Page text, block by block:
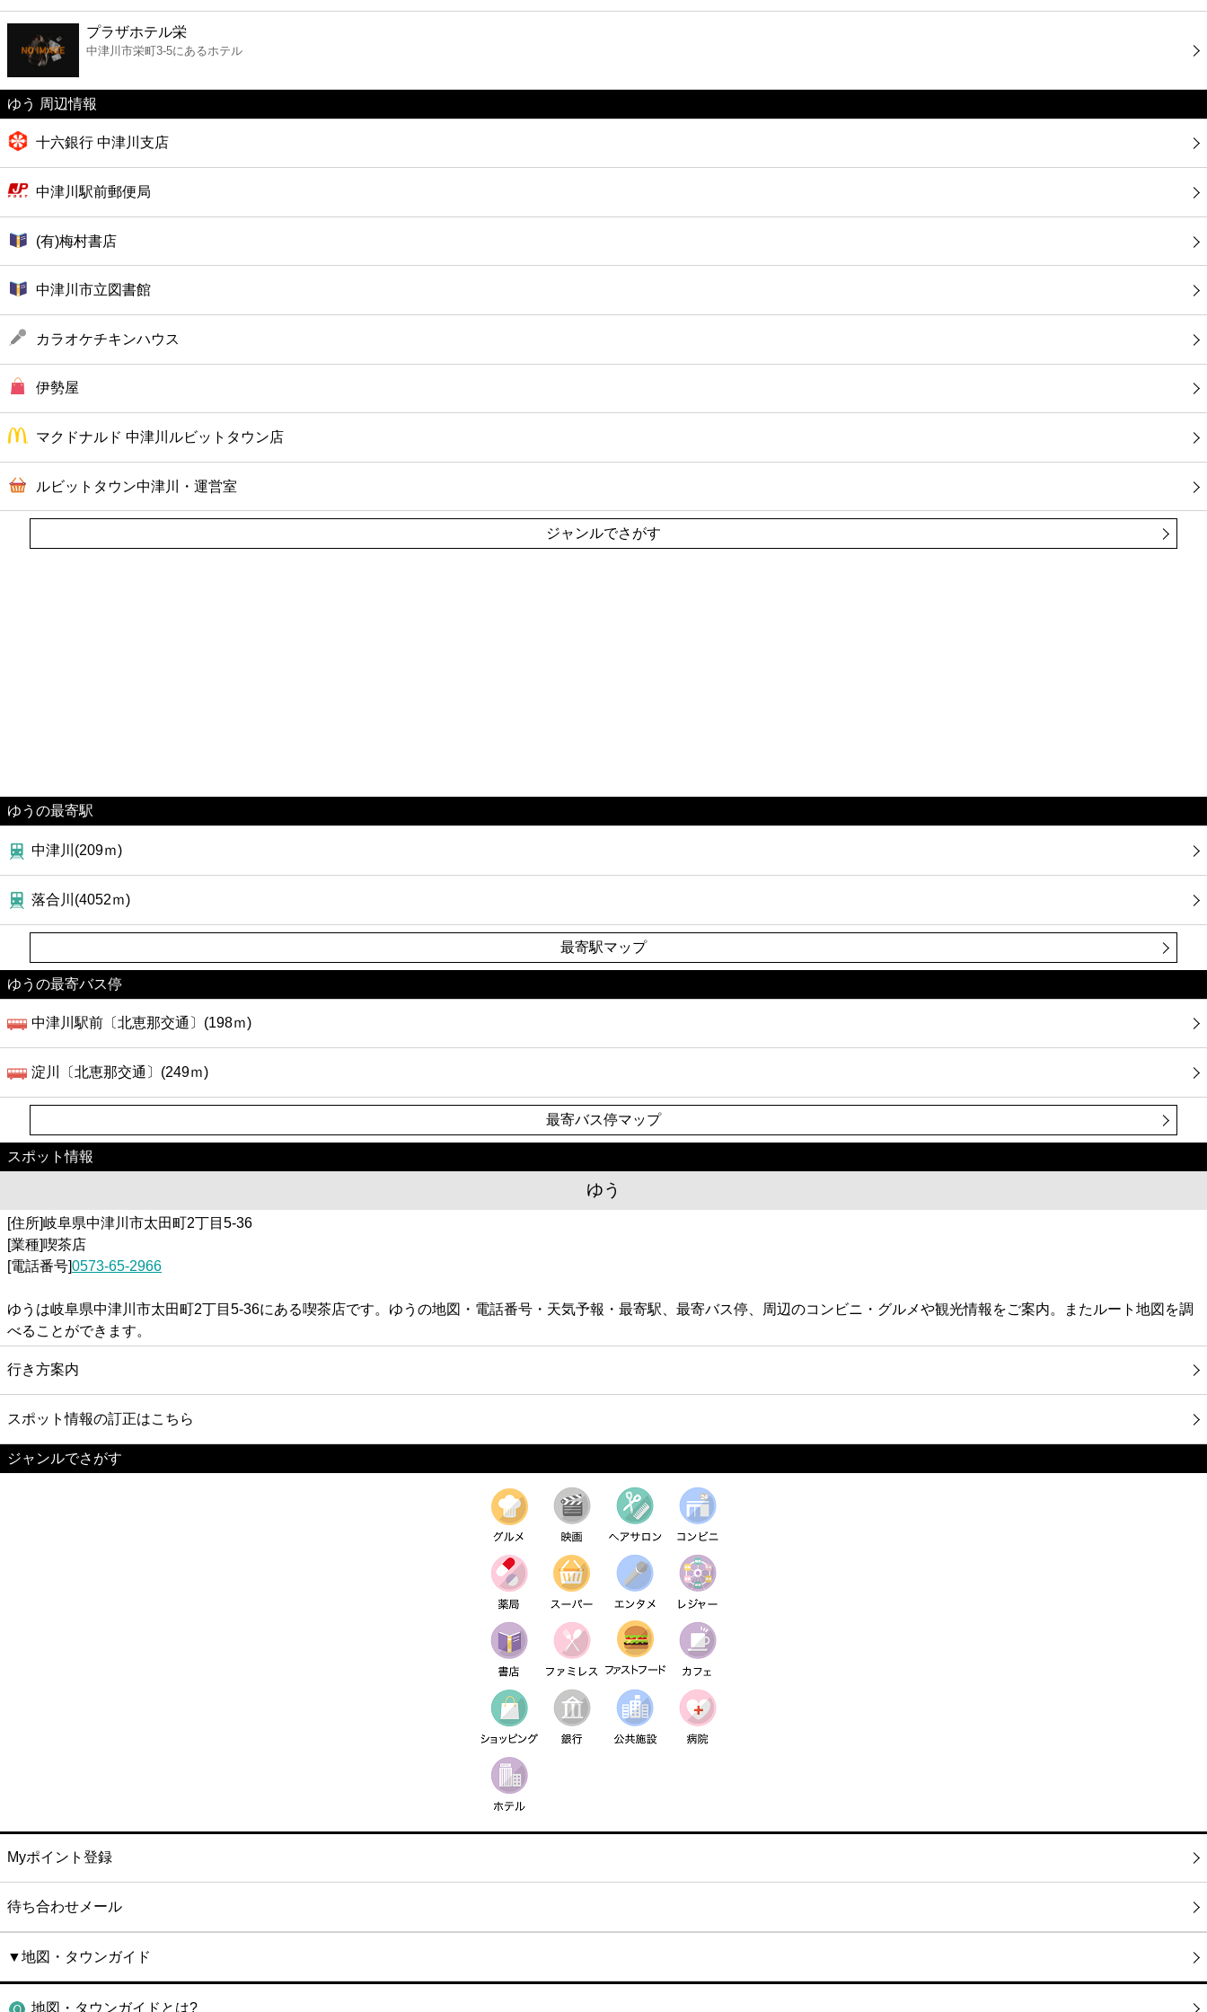
ファーストフード
カフェ
ショッピング
病院
プラザホテル栄
中津川市栄町3-5にあるホテル
ゆう 周辺情報
十六銀行 中津川支店
中津川駅前郵便局
(有)梅村書店
中津川市立図書館
カラオケチキンハウス
伊勢屋
マクドナルド 中津川ルビットタウン店
ルビットタウン中津川・運営室
ジャンルでさがす
ゆうの最寄駅
中津川(209ｍ)
落合川(4052ｍ)
最寄駅マップ
ゆうの最寄バス停
中津川駅前〔北恵那交通〕(198ｍ)
淀川〔北恵那交通〕(249ｍ)
最寄バス停マップ
スポット情報
ゆう
[住所]岐阜県中津川市太田町2丁目5-36
[業種]喫茶店
[電話番号]0573-65-2966
ゆうは岐阜県中津川市太田町2丁目5-36にある喫茶店です。ゆうの地図・電話番号・天気予報・最寄駅、最寄バス停、周辺のコンビニ・グルメや観光情報をご案内。またルート地図を調
べることができます。
行き方案内
スポット情報の訂正はこちら
ジャンルでさがす
Myポイント登録
待ち合わせメール
▼地図・タウンガイド
地図・タウンガイドとは?